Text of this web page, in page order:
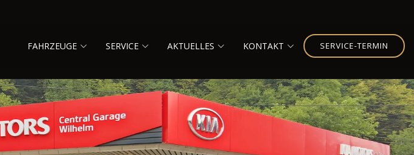
FAHRZEUGE SERVICE AKTUELLES KONTAKT SERVICE-TERMIN